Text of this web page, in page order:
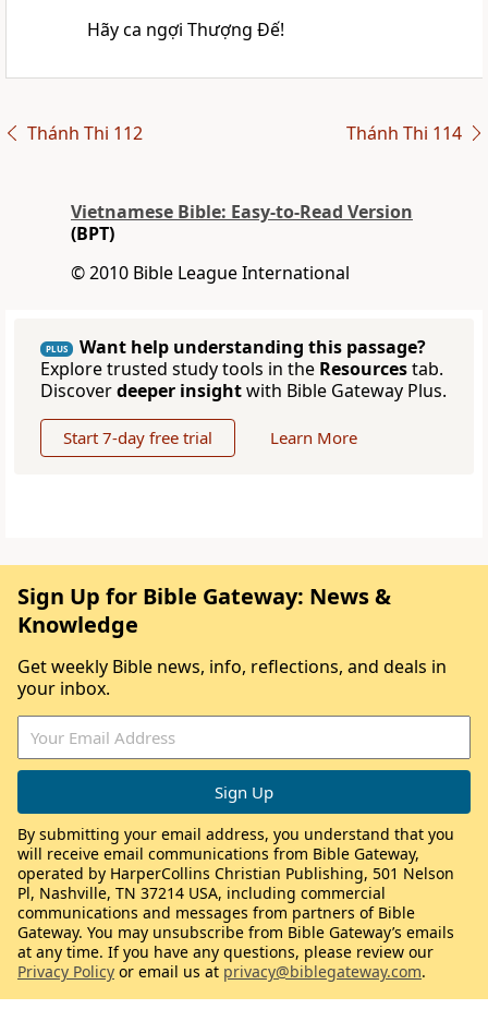
Hãy ca ngợi Thượng Đế!
Thánh Thi 112 Thánh Thi 114
Vietnamese Bible: Easy-to-Read Version
(BPT)
© 2010 Bible League International
PLUS
Want help understanding this passage?
Explore trusted study tools in the Resourcestab.
Discoverdeeper insightwith Bible Gateway Plus.
Start 7-day free trial Learn More
Sign Up for Bible Gateway: News &
Knowledge
Get weekly Bible news, info, reflections, and deals in
your inbox.
By submitting your email address, you understand that you
will receive email communications from Bible Gateway,
operated by HarperCollins Christian Publishing, 501 Nelson
Pl, Nashville, TN 37214 USA, including commercial
communications and messages from partners of Bible
Gateway. You may unsubscribe from Bible Gateway’s emails
at any time. If you have any questions, please review our
Privacy Policy or email us at privacy@biblegateway.com.